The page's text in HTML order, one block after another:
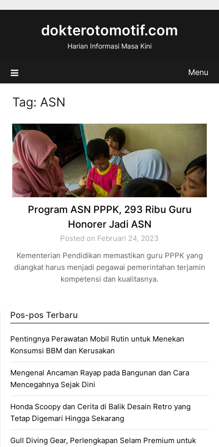
dokterotomotif.com
Harian Informasi Masa Kini
Menu
Tag: ASN
Program ASN PPPK, 293 Ribu Guru
Honorer Jadi ASN
Posted on Februari 24, 2023
Kementerian Pendidikan memastikan guru PPPK yang
diangkat harus menjadi pegawai pemerintahan terjamin
kompetensi dan kualitasnya.
Pos-pos Terbaru
Pentingnya Perawatan Mobil Rutin untuk Menekan
Konsumsi BBM dan Kerusakan
Mengenal Ancaman Rayap pada Bangunan dan Cara
Mencegahnya Sejak Dini
Honda Scoopy dan Cerita di Balik Desain Retro yang
Tetap Digemari Hingga Sekarang
Gull Diving Gear, Perlengkapan Selam Premium untuk